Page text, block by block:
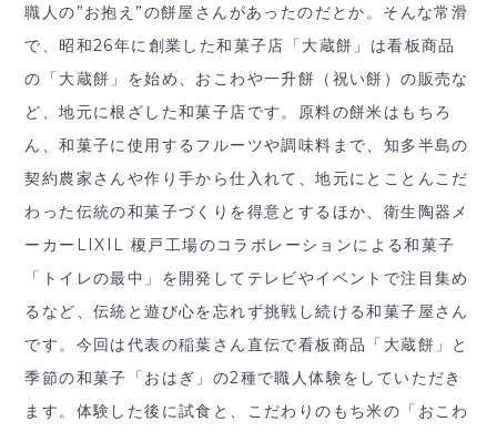
職人の”お抱え”の餅屋さんがあったのだとか。そんな常滑
で、昭和26年に創業した和菓子店「大蔵餅」は看板商品
の「大蔵餅」を始め、おこわや一升餅（祝い餅）の販売な
ど、地元に根ざした和菓子店です。原料の餅米はもちろ
ん、和菓子に使用するフルーツや調味料まで、知多半島の
契約農家さんや作り手から仕入れて、地元にとことんこだ
わった伝統の和菓子づくりを得意とするほか、衛生陶器メ
ーカーLIXIL 榎戸工場のコラボレーションによる和菓子
「トイレの最中」を開発してテレビやイベントで注目集め
るなど、伝統と遊び心を忘れず挑戦し続ける和菓子屋さん
です。今回は代表の稲葉さん直伝で看板商品「大蔵餅」と
季節の和菓子「おはぎ」の2種で職人体験をしていただき
ます。体験した後に試食と、こだわりのもち米の「おこわ